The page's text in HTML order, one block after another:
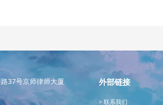
37号京师律师大厦 外部链接
联系我们